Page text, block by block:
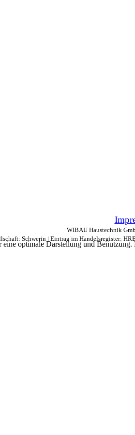
WIBAU Haustechnik
Schwerin | Eintrag im Handelsregister:
eine optimale Darstellung und